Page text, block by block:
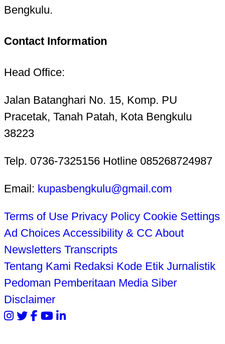
Bengkulu.
Contact Information
Head Office:
Jalan Batanghari No. 15, Komp. PU
Pracetak, Tanah Patah, Kota Bengkulu
38223
Telp. 0736-7325156 Hotline 085268724987
Email: kupasbengkulu@gmail.com
Terms of Use Privacy Policy Cookie Settings
Ad Choices Accessibility & CC About
Newsletters Transcripts
Tentang Kami Redaksi Kode Etik Jurnalistik
Pedoman Pemberitaan Media Siber
Disclaimer